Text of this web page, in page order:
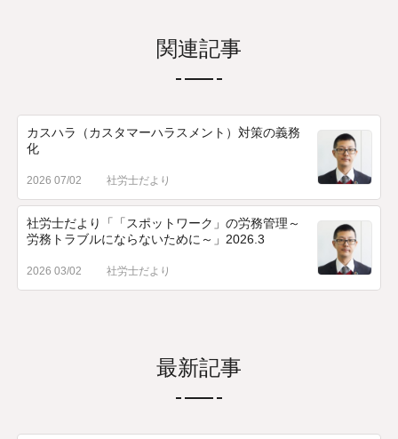
関連記事
カスハラ（カスタマーハラスメント）対策の義務
化
2026 07/02 社労士だより
社労士だより「「スポットワーク」の労務管理～
労務トラブルにならないために～」2026.3
2026 03/02 社労士だより
最新記事